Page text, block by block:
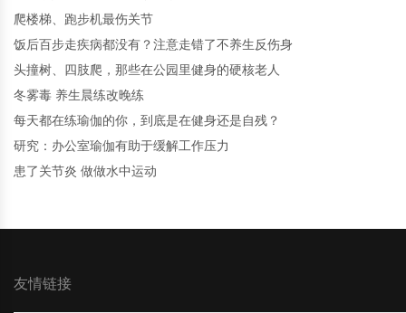
爬楼梯、跑步机最伤关节
饭后百步走疾病都没有？注意走错了不养生反伤身
头撞树、四肢爬，那些在公园里健身的硬核老人
冬雾毒 养生晨练改晚练
每天都在练瑜伽的你，到底是在健身还是自残？
研究：办公室瑜伽有助于缓解工作压力
患了关节炎 做做水中运动
友情链接